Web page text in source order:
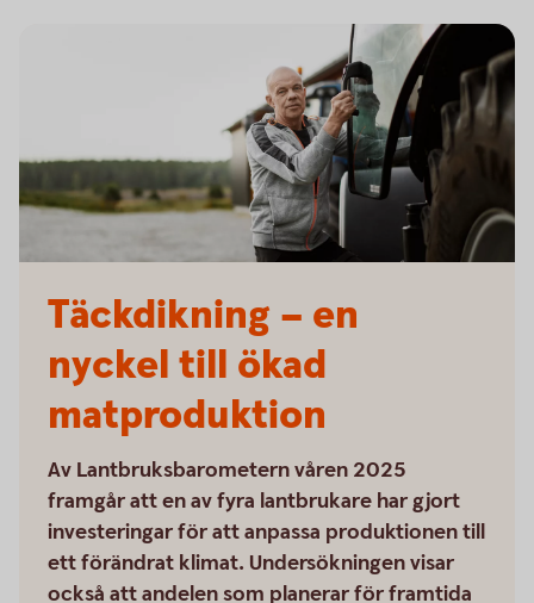
Täckdikning – en
nyckel till ökad
matproduktion
Av Lantbruksbarometern våren 2025
framgår att en av fyra lantbrukare har gjort
investeringar för att anpassa produktionen till
ett förändrat klimat. Undersökningen visar
också att andelen som planerar för framtida